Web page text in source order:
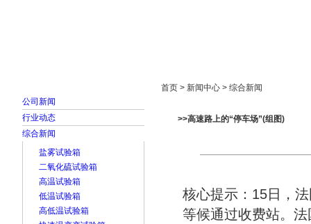
公司新闻
行业动态
综合新闻
盐雾试验箱
二氧化硫试验箱
高温试验箱
低温试验箱
高低温试验箱
首页 > 新闻中心 > 综合新闻
>>高速路上的“停车场”(组图)
核心提示：15日，
等候通过收费站。